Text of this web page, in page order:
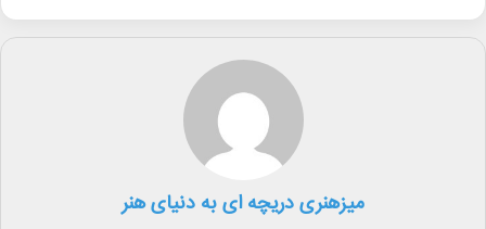
گرفته‌اند.
برخی از فیلم‌هایی که در ابتدا با استقبال کمتری مواجه شدند اما با گذر
زمان به محبوبیت رسیدند نیز در این فهرست حضور دارند؛ از جمله
«میامی وایس» (Miami Vice) به کارگردانی مایکل مان و «ماری
آنتوانت» (Marie Antoinette) ساخته سوفیا کاپولا. با این حال،
حضور آثاری مانند «فراموش کردن سارا مارشال» (Forgetting Sarahمیزهنری دریچه ای به دنیای هنر